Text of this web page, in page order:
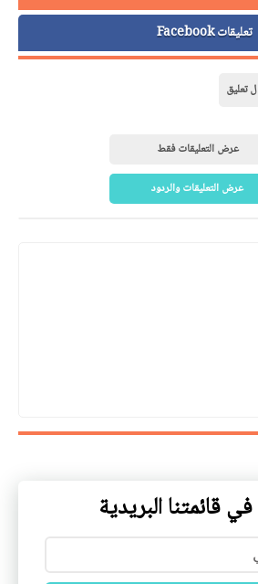
تعليقات Facebook
تعليق
عرض التعليقات فقط
عرض التعليقات والردود
قائمتنا البريدية